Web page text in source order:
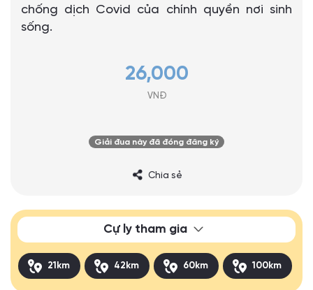
chống dịch Covid của chính quyền nơi sinh
sống.
26,000
VNĐ
Giải đua này đã đóng đăng ký
Chia sẻ
Cự ly tham gia
21km 42km 60km 100km